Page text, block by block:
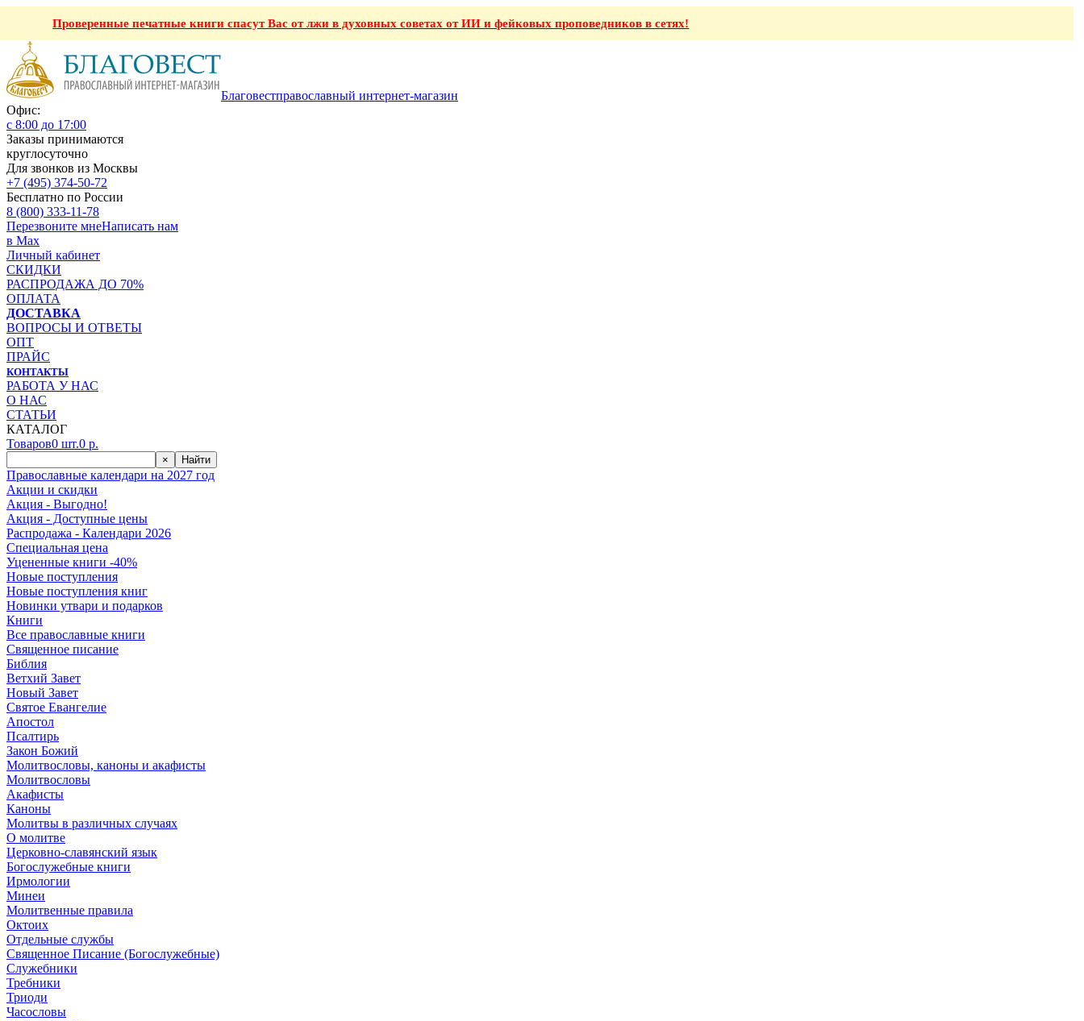
Проверенные печатные книги спасут Вас от лжи в духовных советах от ИИ и фейковых проповедников в сетях!
Благовестправославный интернет-магазин
Офис:
с 8:00 до 17:00
Заказы принимаются
круглосуточно
Для звонков из Москвы
+7 (495) 374-50-72
Бесплатно по России
8 (800) 333-11-78
Перезвоните мнеНаписать нам
в Max
Личный кабинет
СКИДКИ
РАСПРОДАЖА ДО 70%
ОПЛАТА
ДОСТАВКА
ВОПРОСЫ И ОТВЕТЫ
ОПТ
ПРАЙС
КОНТАКТЫ
РАБОТА У НАС
О НАС
СТАТЬИ
КАТАЛОГ
Товаров0 шт.0 р.
× Найти
Православные календари на 2027 год
Акции и скидки
Акция - Выгодно!
Акция - Доступные цены
Распродажа - Календари 2026
Специальная цена
Уцененные книги -40%
Новые поступления
Новые поступления книг
Новинки утвари и подарков
Книги
Все православные книги
Священное писание
Библия
Ветхий Завет
Новый Завет
Святое Евангелие
Апостол
Псалтирь
Закон Божий
Молитвословы, каноны и акафисты
Молитвословы
Акафисты
Каноны
Молитвы в различных случаях
О молитве
Церковно-славянский язык
Богослужебные книги
Ирмологии
Минеи
Молитвенные правила
Октоих
Отдельные службы
Священное Писание (Богослужебные)
Служебники
Требники
Триоди
Часословы